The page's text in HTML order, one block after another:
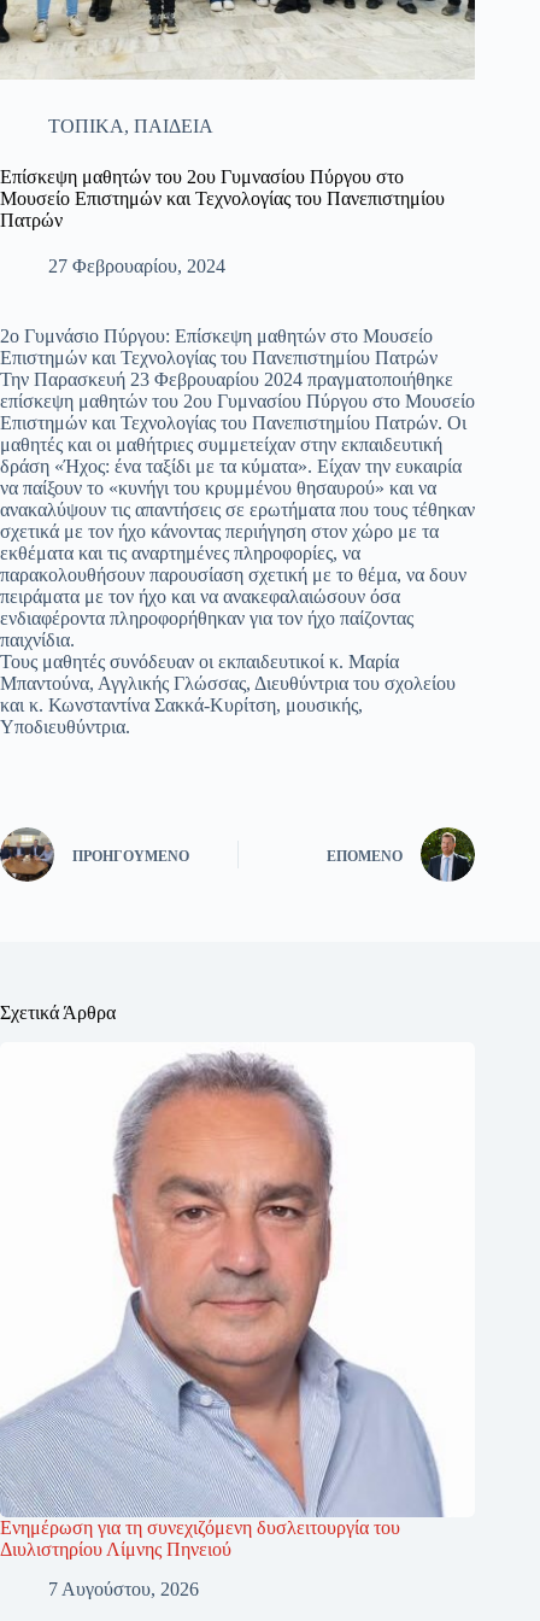
ΤΟΠΙΚΑ, ΠΑΙΔΕΙΑ
Επίσκεψη μαθητών του 2ου Γυμνασίου Πύργου στο
Μουσείο Επιστημών και Τεχνολογίας του Πανεπιστημίου
Πατρών
27 Φεβρουαρίου, 2024
2ο Γυμνάσιο Πύργου: Επίσκεψη μαθητών στο Μουσείο
Επιστημών και Τεχνολογίας του Πανεπιστημίου Πατρών
Την Παρασκευή 23 Φεβρουαρίου 2024 πραγματοποιήθηκε
επίσκεψη μαθητών του 2ου Γυμνασίου Πύργου στο Μουσείο
Επιστημών και Τεχνολογίας του Πανεπιστημίου Πατρών. Οι
μαθητές και οι μαθήτριες συμμετείχαν στην εκπαιδευτική
δράση «Ήχος: ένα ταξίδι με τα κύματα». Είχαν την ευκαιρία
να παίξουν το «κυνήγι του κρυμμένου θησαυρού» και να
ανακαλύψουν τις απαντήσεις σε ερωτήματα που τους τέθηκαν
σχετικά με τον ήχο κάνοντας περιήγηση στον χώρο με τα
εκθέματα και τις αναρτημένες πληροφορίες, να
παρακολουθήσουν παρουσίαση σχετική με το θέμα, να δουν
πειράματα με τον ήχο και να ανακεφαλαιώσουν όσα
ενδιαφέροντα πληροφορήθηκαν για τον ήχο παίζοντας
παιχνίδια.
Τους μαθητές συνόδευαν οι εκπαιδευτικοί κ. Μαρία
Μπαντούνα, Αγγλικής Γλώσσας, Διευθύντρια του σχολείου
και κ. Κωνσταντίνα Σακκά-Κυρίτση, μουσικής,
Υποδιευθύντρια.
ΠΡΟΗΓΟΎΜΕΝΟ ΕΠΌΜΕΝΟ
Σχετικά Άρθρα
Ενημέρωση για τη συνεχιζόμενη δυσλειτουργία του
Διυλιστηρίου Λίμνης Πηνειού
7 Αυγούστου, 2026